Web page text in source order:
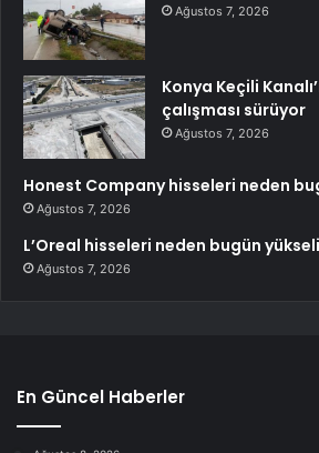
Ağustos 7, 2026
Konya Keçili
çalışması sürüyor
Ağustos 7, 2026
Honest Company hisseleri neden
Ağustos 7, 2026
L’Oreal hisseleri neden bugün
Ağustos 7, 2026
En Güncel Haberler